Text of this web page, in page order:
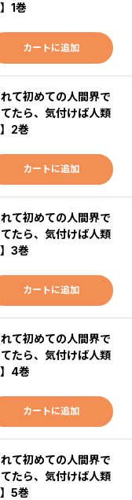
1巻
カートに追加
て初めての人間界で
たら、気付けば人類
2巻
カートに追加
て初めての人間界で
たら、気付けば人類
3巻
カートに追加
て初めての人間界で
たら、気付けば人類
4巻
カートに追加
て初めての人間界で
たら、気付けば人類
5巻